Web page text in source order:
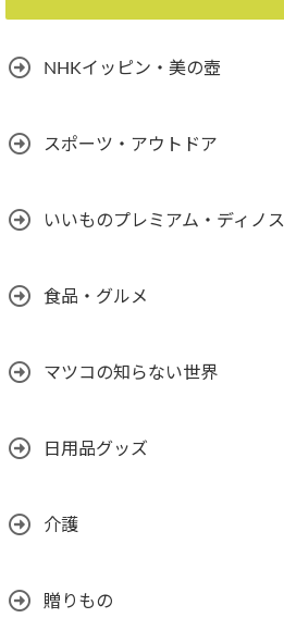
NHKイッピン・美の壺
スポーツ・アウトドア
いいものプレミアム・ディノス
食品・グルメ
マツコの知らない世界
日用品グッズ
介護
贈りもの